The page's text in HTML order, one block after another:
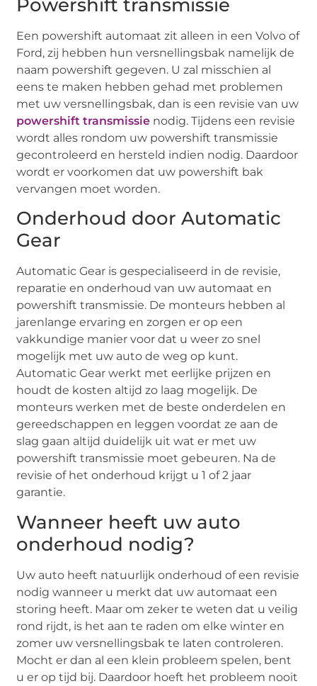
Powershift transmissie
Een powershift automaat zit alleen in een Volvo of
Ford, zij hebben hun versnellingsbak namelijk de
naam powershift gegeven. U zal misschien al
eens te maken hebben gehad met problemen
met uw versnellingsbak, dan is een revisie van uw
powershift transmissie nodig. Tijdens een revisie
wordt alles rondom uw powershift transmissie
gecontroleerd en hersteld indien nodig. Daardoor
wordt er voorkomen dat uw powershift bak
vervangen moet worden.
Onderhoud door Automatic
Gear
Automatic Gear is gespecialiseerd in de revisie,
reparatie en onderhoud van uw automaat en
powershift transmissie. De monteurs hebben al
jarenlange ervaring en zorgen er op een
vakkundige manier voor dat u weer zo snel
mogelijk met uw auto de weg op kunt.
Automatic Gear werkt met eerlijke prijzen en
houdt de kosten altijd zo laag mogelijk. De
monteurs werken met de beste onderdelen en
gereedschappen en leggen voordat ze aan de
slag gaan altijd duidelijk uit wat er met uw
powershift transmissie moet gebeuren. Na de
revisie of het onderhoud krijgt u 1 of 2 jaar
garantie.
Wanneer heeft uw auto
onderhoud nodig?
Uw auto heeft natuurlijk onderhoud of een revisie
nodig wanneer u merkt dat uw automaat een
storing heeft. Maar om zeker te weten dat u veilig
rond rijdt, is het aan te raden om elke winter en
zomer uw versnellingsbak te laten controleren.
Mocht er dan al een klein probleem spelen, bent
u er op tijd bij. Daardoor hoeft het probleem nooit